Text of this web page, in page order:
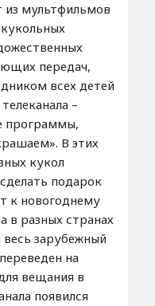
из мультфильмов
передач,
всех детей
–
программы,
В этих
кукол
подарок
к новогоднему
в разных странах
весь зарубежный
на
вещания в
появился